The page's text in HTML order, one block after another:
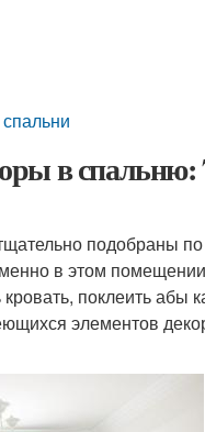
в спальню:
подобраны
в этом помещении
поклеить абы
элементов